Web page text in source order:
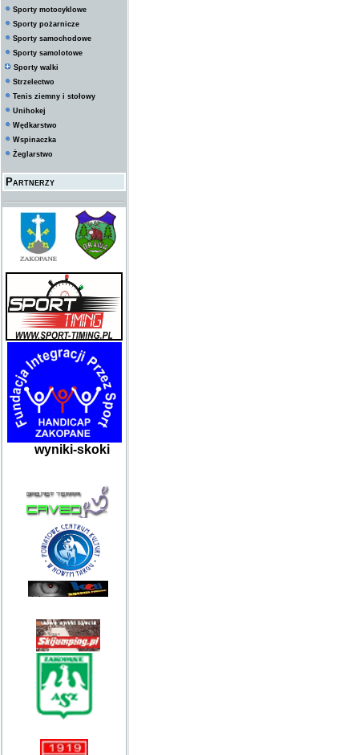
Sporty motocyklowe
Sporty pożarnicze
Sporty samochodowe
Sporty samolotowe
Sporty walki
Strzelectwo
Tenis ziemny i stołowy
Unihokej
Wędkarstwo
Wspinaczka
Żeglarstwo
Partnerzy
wyniki-skoki